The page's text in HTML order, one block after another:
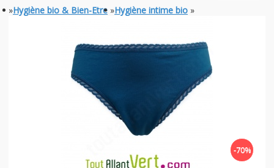
»Hygiène bio & Bien-Etre »Hygiène intime bio »
-70%